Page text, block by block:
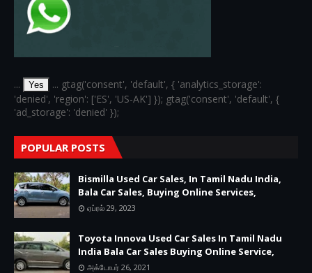
... Yes
... gtag('consent', 'default', { 'analytics_storage':
'denied', 'region': ['ES', 'US-AK'] }); gtag('consent', 'default', {
'ad_storage': 'denied' });
POPULAR POSTS
Bismilla Used Car Sales, In Tamil Nadu India,
Bala Car Sales, Buying Online Services,
ஏப்ரல் 29, 2023
Toyota Innova Used Car Sales In Tamil Nadu
India Bala Car Sales Buying Online Service,
அக்டோபர் 26, 2021